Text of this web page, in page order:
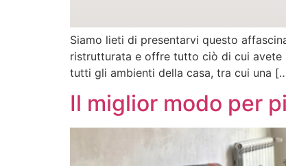
Siamo lieti di presentarvi questo
ristrutturata e offre tutto ciò di cui avete
tutti gli ambienti della casa, tra cui una
Il miglior modo per